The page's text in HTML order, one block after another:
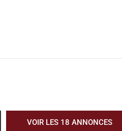
VOIR LES 18 ANNONCES